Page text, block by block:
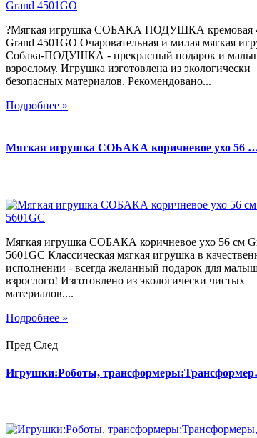
?Мягкая игрушка СОБАКА ПОДУШКА кремовая
Grand 4501GO Очаровательная и милая мягкая
Собака-ПОДУШКА - прекрасный подарок и
взрослому. Игрушка изготовлена из экологически
безопасных материалов. Рекомендовано...
Подробнее »
Мягкая игрушка СОБАКА коричневое ухо 56
Мягкая игрушка СОБАКА коричневое ухо 56 см
5601GC Классическая мягкая игрушка в
исполнении - всегда желанный подарок для
взрослого! Изготовлено из экологически чистых
материалов....
Подробнее »
Пред След
Игрушки:Роботы,